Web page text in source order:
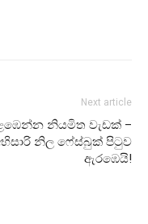
Next article
නියමිත වැඩක් –
නිල ෆේස්බුක් පිටුව
ඇරඹෙයි!